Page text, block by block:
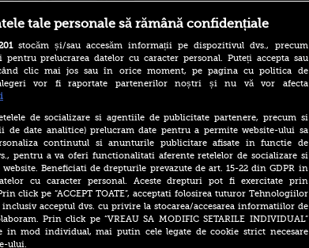
merge la piscină în Franța.
Ce costume de baie sunt
interzise
O femeie era să piardă
vacanța din cauza unei
greșeli aparent banale. Ce s-
a întâmplat la aeroport
Billie Eilish, de
nerecunoscut pe platourile
de filmare. Transformarea
spectaculoasă pentru
tale personale să rămână confidențiale
stocăm și/sau accesăm informații pe dispozitivul dvs., precum
prelucrarea datelor cu caracter personal. Puteți accepta sau
clic mai jos sau în orice moment, pe pagina cu politica de
alegeri vor fi raportate partenerilor noștri și nu vă vor afecta
de socializare si agentiile de publicitate partenere, precum si
date analitice) prelucram date pentru a permite website-ului sa
continutul si anunturile publicitare afisate in functie de
pentru a va oferi functionalitati aferente retelelor de socializare si
Beneficiati de drepturile prevazute de art. 15-22 din GDPR in
cu caracter personal. Aceste drepturi pot fi exercitate prin
click pe “ACCEPT TOATE”, acceptati folosirea tuturor Tehnologiilor
acceptul dvs. cu privire la stocarea/accesarea informatiilor de
Prin click pe “VREAU SA MODIFIC SETARILE INDIVIDUAL”
in mod individual, mai putin cele legate de cookie strict necesare
ului.